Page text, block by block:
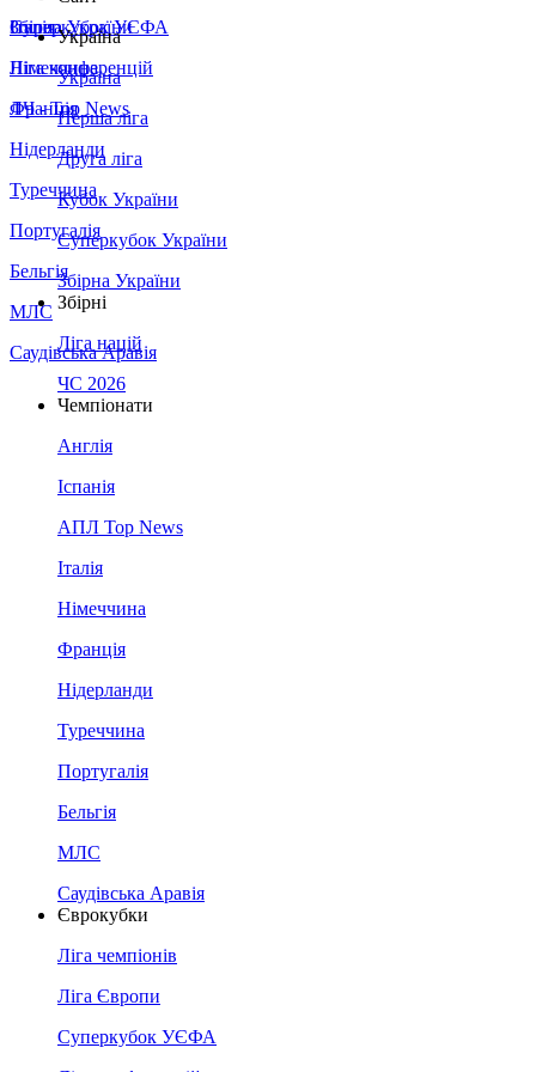
Збірна України
Італія
Німеччина
Франція
Нідерланди
Туреччина
Португалія
Бельгія
МЛС
Саудівська Аравія
Суперкубок УЄФА
Ліга конференцій
ЛЧ - Top News
Україна
Україна
Перша ліга
Друга ліга
Кубок України
Суперкубок України
Збірна України
Збірні
Ліга націй
ЧС 2026
Чемпіонати
Англія
Іспанія
АПЛ Top News
Італія
Німеччина
Франція
Нідерланди
Туреччина
Португалія
Бельгія
МЛС
Саудівська Аравія
Єврокубки
Ліга чемпіонів
Ліга Європи
Суперкубок УЄФА